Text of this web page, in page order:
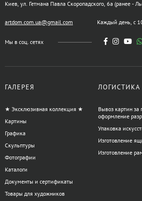
Киев, ул. Гетмана Павла Скоропадского, 6а (ранее -
artdom.com.ua@gmail.com Каждый день, с
Мы в соц. сетях
ГАЛЕРЕЯ
★ Эксклюзивная коллекция ★
Картины
Графика
Скульптуры
Фотографии
Каталоги
Документы и сертификаты
Товары для художников
ЛОГИСТИКА
Вывоз картин за
оформление
Упаковка
Изготовление
Изготовление